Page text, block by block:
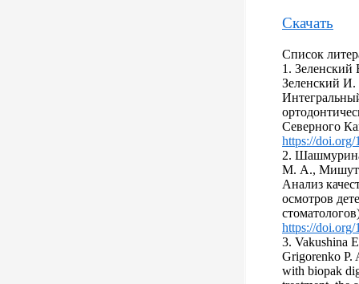
Скачать
Список
1.
Зеленский
Северного
https://doi.org/
2.
М. А.,
Анализ
осмотров
https://doi.org/
3. Vakushina
Grigorenko P.
with biopak